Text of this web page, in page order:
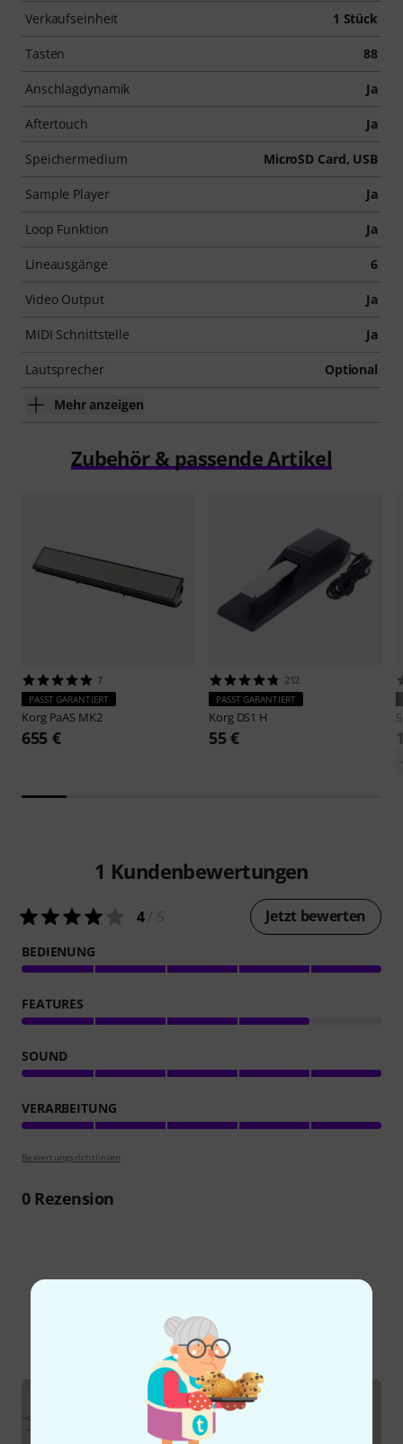
Verkaufseinheit 1 Stück
Tasten 88
Anschlagdynamik Ja
Aftertouch Ja
Speichermedium MicroSD Card, USB
Sample Player Ja
Loop Funktion Ja
Lineausgänge 6
Video Output Ja
MIDI Schnittstelle Ja
Lautsprecher Optional
Mehr anzeigen
Zubehör & passende Artikel
7
PASST GARANTIERT
Korg PaAS MK2
655 €
212
PASST GARANTIERT
Korg DS1 H
55 €
1 Kundenbewertungen
4/ 5 Jetzt bewerten
BEDIENUNG
FEATURES
SOUND
VERARBEITUNG
Bewertungsrichtlinien
0Rezension
Ratgeber Testberichte